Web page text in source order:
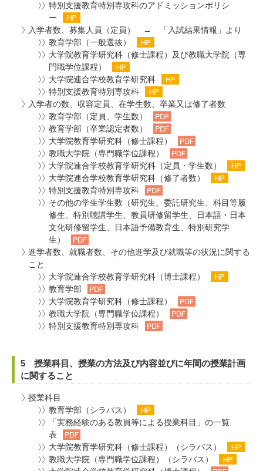
特別支援教育特別専攻科のアドミッションポリシ
ー
入学者数、募集人員（定員） → 「入試結果情報」より
教育学部（一般選抜）
大学院教育学研究科（修士課程）及び教職大学院（専
門職学位課程）
大学院連合学校教育学研究科
特別支援教育特別専攻科
入学者の数、収容定員、在学生数、卒業又は修了者数
教育学部（定員、学生数）
教育学部（卒業認定者数）
大学院教育学研究科（修士課程）
教職大学院（専門職学位課程）
大学院連合学校教育学研究科（定員・学生数）
大学院連合学校教育学研究科（修了者数）
特別支援教育特別専攻科
その他の学生学生数（研究生、委託研究生、科目等履
修生、特別聴講学生、教員研修留学生、日本語・日本
文化研修留学生、日本語予備教育生、特別研究学
生）
進学者数、就職者数、その他進学及び就職等の状況に関する
こと
大学院連合学校教育学研究科（博士課程）
教育学部
大学院教育学研究科（修士課程）
教職大学院（専門職学位課程）
特別支援教育特別専攻科
5 授業科目、授業の方法及び内容並びに年間の授業計画
に関すること
授業科目
教育学部（シラバス）
「実務経験のある教員等による授業科目」の一覧
表
大学院教育学研究科（修士課程）（シラバス）
教職大学院（専門職学位課程）（シラバス）